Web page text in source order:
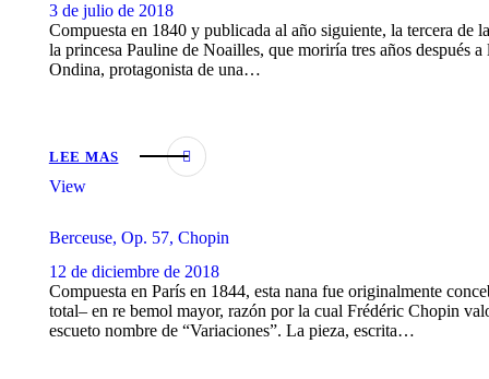
3 de julio de 2018
Compuesta en 1840 y publicada al año siguiente, la tercera de
la princesa Pauline de Noailles, que moriría tres años después
Ondina, protagonista de una…
LEE MAS
View
Berceuse, Op. 57, Chopin
12 de diciembre de 2018
Compuesta en París en 1844, esta nana fue originalmente
total– en re bemol mayor, razón por la cual Frédéric Chopin
escueto nombre de “Variaciones”. La pieza, escrita…